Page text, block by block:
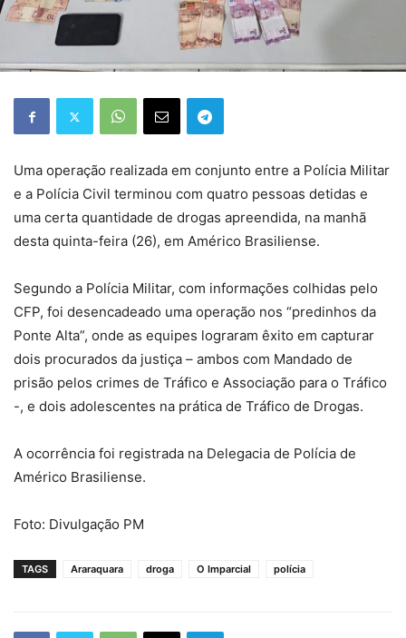
Uma operação realizada em conjunto entre a Polícia Militar
e a Polícia Civil terminou com quatro pessoas detidas e
uma certa quantidade de drogas apreendida, na manhã
desta quinta-feira (26), em Américo Brasiliense.
Segundo a Polícia Militar, com informações colhidas pelo
CFP, foi desencadeado uma operação nos “predinhos da
Ponte Alta”, onde as equipes lograram êxito em capturar
dois procurados da justiça – ambos com Mandado de
prisão pelos crimes de Tráfico e Associação para o Tráfico
-, e dois adolescentes na prática de Tráfico de Drogas.
A ocorrência foi registrada na Delegacia de Polícia de
Américo Brasiliense.
Foto: Divulgação PM
TAGS Araraquara droga O Imparcial polícia